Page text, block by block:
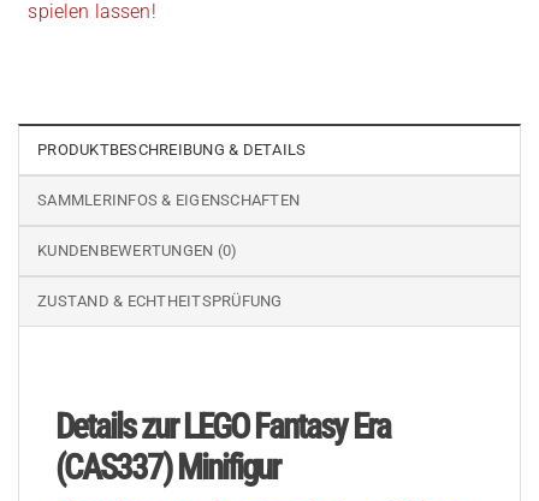
spielen lassen!
PRODUKTBESCHREIBUNG & DETAILS
SAMMLERINFOS & EIGENSCHAFTEN
KUNDENBEWERTUNGEN (0)
ZUSTAND & ECHTHEITSPRÜFUNG
Details zur LEGO Fantasy Era
(CAS337) Minifigur